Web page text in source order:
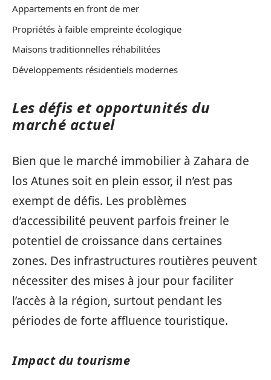
Appartements en front de mer
Propriétés à faible empreinte écologique
Maisons traditionnelles réhabilitées
Développements résidentiels modernes
Les défis et opportunités du
marché actuel
Bien que le marché immobilier à Zahara de
los Atunes soit en plein essor, il n’est pas
exempt de défis. Les problèmes
d’accessibilité peuvent parfois freiner le
potentiel de croissance dans certaines
zones. Des infrastructures routières peuvent
nécessiter des mises à jour pour faciliter
l’accès à la région, surtout pendant les
périodes de forte affluence touristique.
Impact du tourisme